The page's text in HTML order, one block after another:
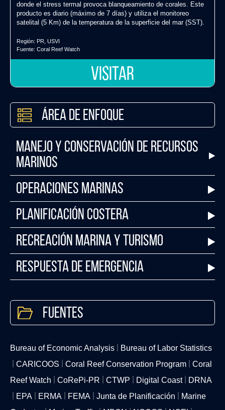
donde el stress termal provoca blanqueamiento de corales. Este
producto es diario (máximo de 7 días) y utiliza el monitoreo
satelital (5 Km) de la temperatura de la superficie del mar (SST).
Región: PR USVI
Fuente: Coral Reef Watch
VISITAR
Área de Enfoque
Manejo y Conservación de Recursos
Marinos
Operaciones Marinas
Planificación Costera
Recreación Marina y Turismo
Respuesta de Emergencia
Fuentes
Bureau of Economic Analysis
Bureau of Labor Statistics
CARICOOS
Coral Reef Conservation Program
Coral
Reef Watch
CoRePi-PR CTWP Digital Coast
DRNA
EPA
ERMA FEMA Junta de Planificación
Marine